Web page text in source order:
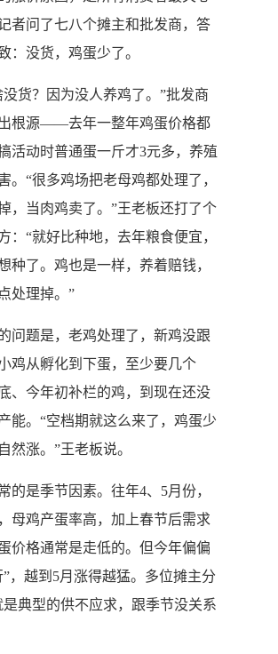
者问了七八个摊主和批发商，答
：没货，鸡蛋少了。
？因为没人养鸡了。”批发商
根源——去年一整年鸡蛋价格都
活动时普通蛋一斤才3元多，养殖
。“很多鸡场把老母鸡都处理了，
，当肉鸡卖了。”王老板还打了个
：“就好比种地，去年粮食便宜，
种了。鸡也是一样，养着赔钱，
处理掉。”
题是，老鸡处理了，新鸡没跟
鸡从孵化到下蛋，至少要几个
、今年初补栏的鸡，到现在还没
能。“空档期就这么来了，鸡蛋少
然涨。”王老板说。
是季节因素。往年4、5月份，
母鸡产蛋率高，加上春节后需求
价格通常是走低的。但今年偏偏
”，越到5月涨得越猛。多位摊主分
是典型的供不应求，跟季节没关系